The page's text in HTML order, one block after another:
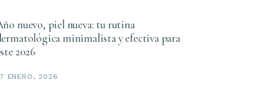
nuevo, piel nueva: tu rutina
minimalista y efectiva para
2026
ENERO, 2026